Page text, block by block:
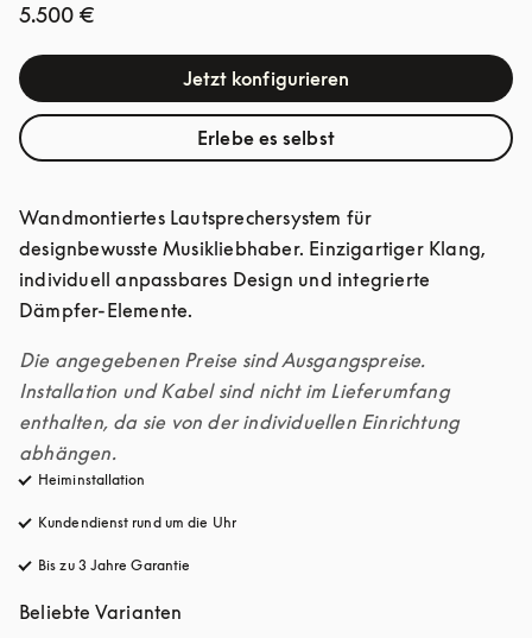
5.500 €
Jetzt konfigurieren
Erlebe es selbst
Wandmontiertes Lautsprechersystem für
designbewusste Musikliebhaber. Einzigartiger Klang,
individuell anpassbares Design und integrierte
Dämpfer-Elemente.
Die angegebenen Preise sind Ausgangspreise.
Installation und Kabel sind nicht im Lieferumfang
enthalten, da sie von der individuellen Einrichtung
abhängen.
Heiminstallation
Kundendienst rund um die Uhröffnet sich in einem neuen Tab
Bis zu 3 Jahre Garantie
Beliebte Varianten